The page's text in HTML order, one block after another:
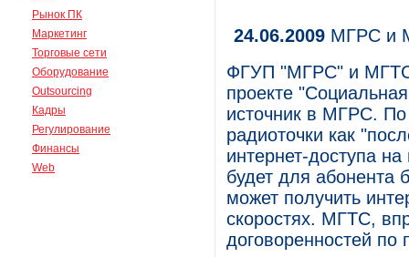
Рынок ПК
Маркетинг
Торговые сети
Оборудование
Outsourcing
Кадры
Регулирование
Финансы
Web
24.06.2009 МГРС и
ФГУП "МГРС" и МГТС
проекте
источник в МГРС.
радиоточки как
интернет-доступа
будет для абонента
может получить
скоростях. МГТС,
договоренностей по